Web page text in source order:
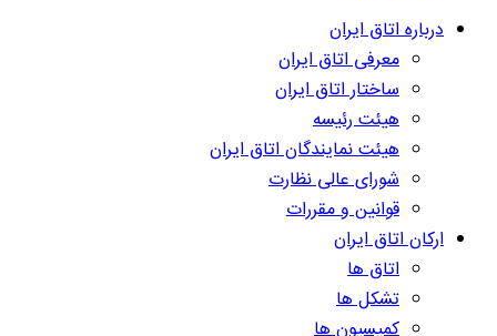
درباره اتاق ایران
معرفی اتاق ایران
ساختار اتاق ایران
هیئت رئیسه
هیئت نمایندگان اتاق ایران
شورای عالی نظارت
قوانین و مقررات
ارکان اتاق ایران
اتاق ها
تشکل ها